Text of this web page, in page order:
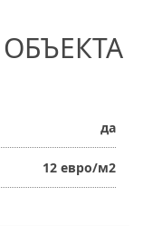
да
12 евро/м2